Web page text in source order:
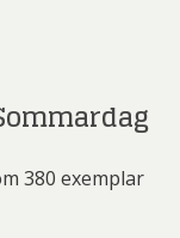
380 exemplar